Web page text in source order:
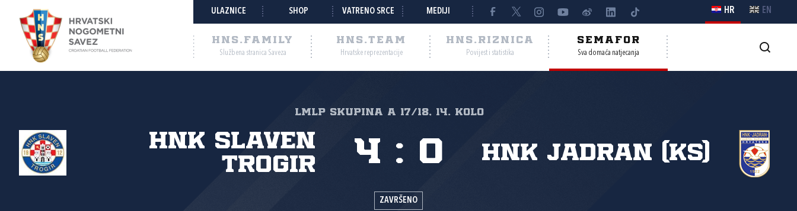
ULAZNICE SHOP VATRENO SRCE MEDIJI HR EN
HNS.FAMILY
Službena stranica Saveza
HNS.TEAM
Hrvatske reprezentacije
HNS.RIZNICA
Povijest i statistika
SEMAFOR
Sva domaća natjecanja
LMLP Skupina A 17/18, 14. kolo
HNK Slaven
Trogir
HNK Jadran (KS)
4 : 0
ZAVRŠENO